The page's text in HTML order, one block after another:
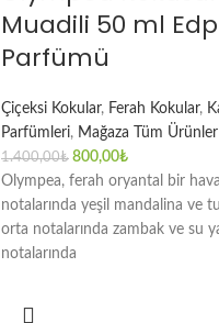
Muadili 50 ml Edp
Parfümü
Çiçeksi Kokular, Ferah Kokular,
Parfümleri, Mağaza Tüm Ürünler
1.400,00₺ 800,00₺
Olympea, ferah oryantal bir
notalarında yeşil mandalina ve
orta notalarında zambak ve su
notalarında